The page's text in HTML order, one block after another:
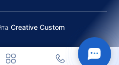
Creative Custom